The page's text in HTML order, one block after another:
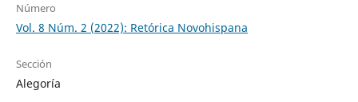
Número
Vol. 8 Núm. 2 (2022): Retórica Novohispana
Sección
Alegoría